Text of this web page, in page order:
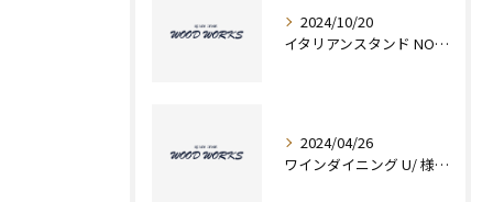
2024/10/20
イタリアンスタンド NOTTE様 新装工事
2024/04/26
ワインダイニング U/ 様 新装工事